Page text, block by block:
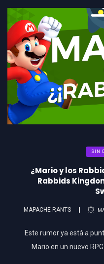
SIN
¿Mario y los
Rabbids
MAPACHE RANTS
Este rumor ya está a
Mario en un nuevo